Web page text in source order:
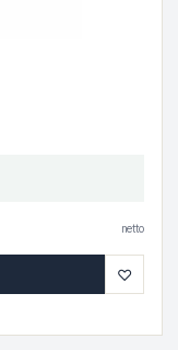
netto
♡